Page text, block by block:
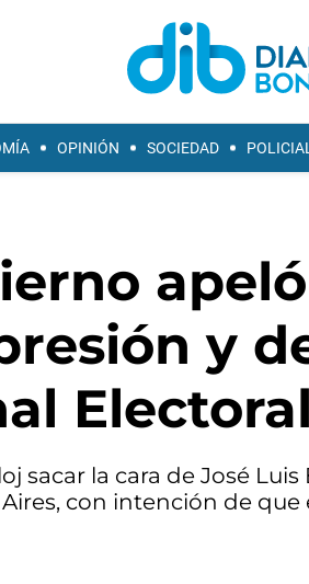
OPINIÓN SOCIEDAD
y
Electoral
sacar la cara de José
con intención de